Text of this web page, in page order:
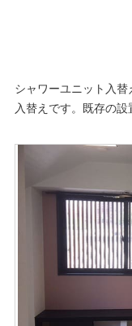
シャワーユニット入
入替えです。既存の設